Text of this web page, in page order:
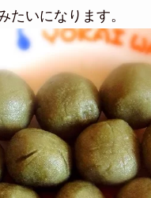
たいになります。